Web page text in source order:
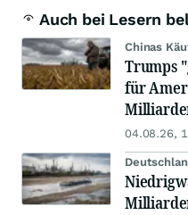
Auch bei Lesern
Chinas
Trumps
für
04.08.26,